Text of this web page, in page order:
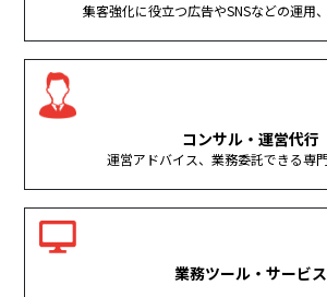
集客強化に役立つ広告やSNSなどの運用
コンサル・運営代行
運営アドバイス、業務委託できる専
業務ツール・サービス